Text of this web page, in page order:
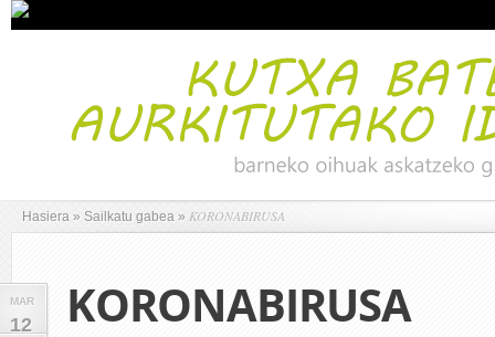
Hasiera » Sailkatu gabea » KORONABIRUSA
MAR
12
KORONABIRUSA